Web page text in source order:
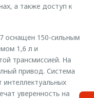
а также доступ к
оснащен 150-сильным
1,6 л и
трансмиссией. На
привод. Система
интеллектуальных
уверенность на